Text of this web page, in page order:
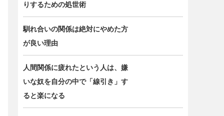
りするための処世術
馴れ合いの関係は絶対にやめた方
が良い理由
人間関係に疲れたという人は、嫌
いな奴を自分の中で「線引き」す
ると楽になる